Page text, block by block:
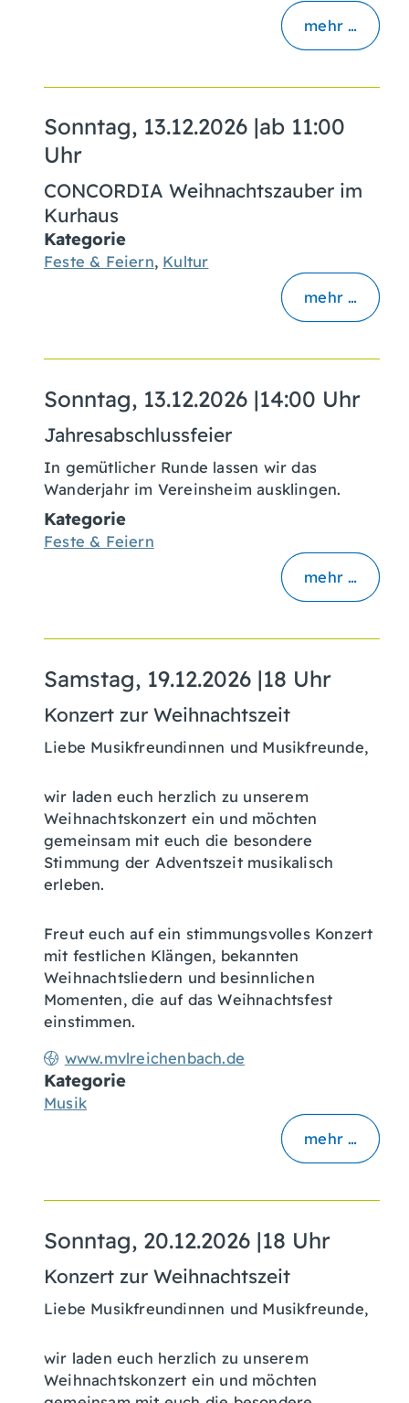
mehr …
Sonntag, 13.12.2026 |ab 11:00
Uhr
CONCORDIA Weihnachtszauber im
Kurhaus
Kategorie
Feste & Feiern, Kultur
mehr …
Sonntag, 13.12.2026 |14:00 Uhr
Jahresabschlussfeier
In gemütlicher Runde lassen wir das
Wanderjahr im Vereinsheim ausklingen.
Kategorie
Feste & Feiern
mehr …
Samstag, 19.12.2026 |18 Uhr
Konzert zur Weihnachtszeit
www.mvlreichenbach.de
Liebe Musikfreundinnen und Musikfreunde,
wir laden euch herzlich zu unserem
Weihnachtskonzert ein und möchten
gemeinsam mit euch die besondere
Stimmung der Adventszeit musikalisch
erleben.
Freut euch auf ein stimmungsvolles Konzert
mit festlichen Klängen, bekannten
Weihnachtsliedern und besinnlichen
Momenten, die auf das Weihnachtsfest
einstimmen.
Kategorie
Musik
mehr …
Sonntag, 20.12.2026 |18 Uhr
Konzert zur Weihnachtszeit
Liebe Musikfreundinnen und Musikfreunde,
wir laden euch herzlich zu unserem
Weihnachtskonzert ein und möchten